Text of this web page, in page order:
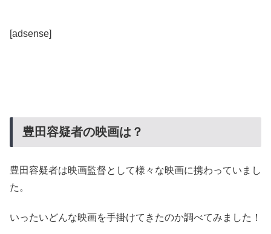
[adsense]
豊田容疑者の映画は？
豊田容疑者は映画監督として様々な映画に携わっていまし
た。
いったいどんな映画を手掛けてきたのか調べてみました！